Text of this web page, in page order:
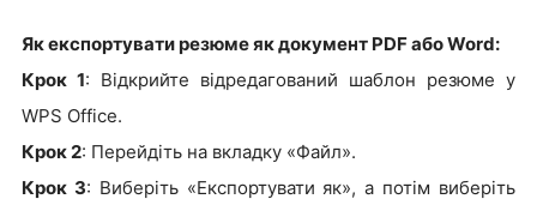
Як експортувати резюме як документ PDF або Word:
Крок 1: Відкрийте відредагований шаблон резюме у
WPS Office.
Крок 2: Перейдіть на вкладку «Файл».
Крок 3: Виберіть «Експортувати як», а потім виберіть